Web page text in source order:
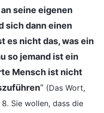
seine eigenen
sich dann einen
es nicht das, was ein
so jemand ist ein
Mensch ist nicht
“ (Das Wort,
Sie wollen, dass die